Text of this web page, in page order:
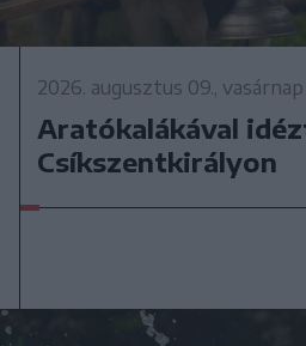
2026. augusztus 09., vasárnap
Aratókalákával
Csíkszentkirályon